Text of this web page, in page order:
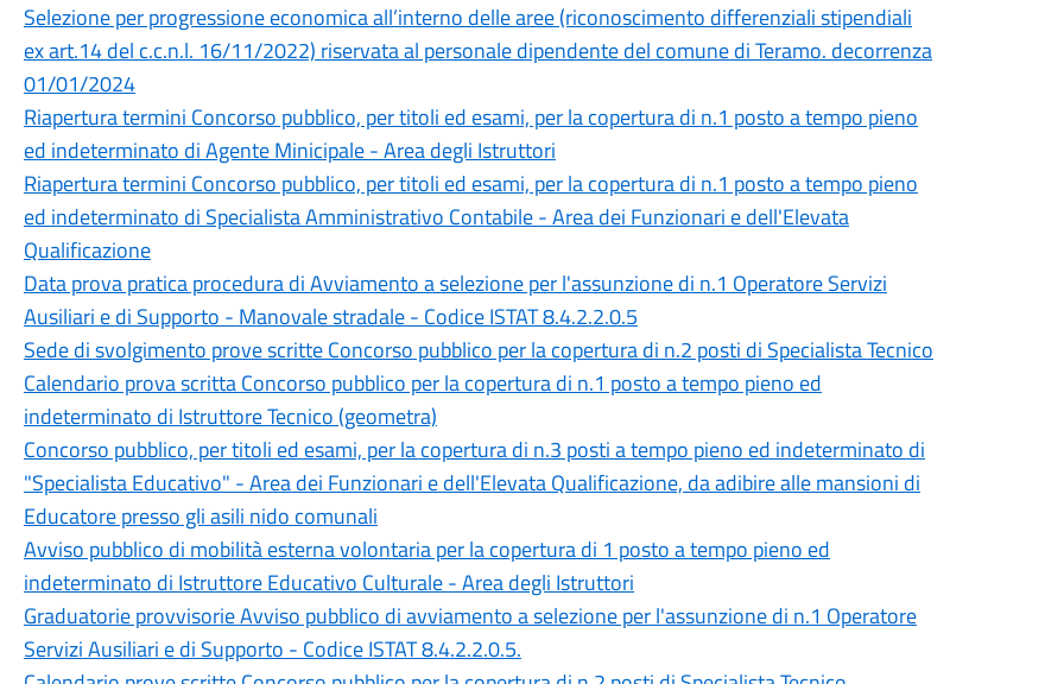
Selezione per progressione economica all’interno delle aree (riconoscimento differenziali stipendiali
ex art.14 del c.c.n.l. 16/11/2022) riservata al personale dipendente del comune di Teramo. decorrenza
01/01/2024
Riapertura termini Concorso pubblico, per titoli ed esami, per la copertura di n.1 posto a tempo pieno
ed indeterminato di Agente Minicipale - Area degli Istruttori
Riapertura termini Concorso pubblico, per titoli ed esami, per la copertura di n.1 posto a tempo pieno
ed indeterminato di Specialista Amministrativo Contabile - Area dei Funzionari e dell'Elevata
Qualificazione
Data prova pratica procedura di Avviamento a selezione per l'assunzione di n.1 Operatore Servizi
Ausiliari e di Supporto - Manovale stradale - Codice ISTAT 8.4.2.2.0.5
Sede di svolgimento prove scritte Concorso pubblico per la copertura di n.2 posti di Specialista Tecnico
Calendario prova scritta Concorso pubblico per la copertura di n.1 posto a tempo pieno ed
indeterminato di Istruttore Tecnico (geometra)
Concorso pubblico, per titoli ed esami, per la copertura di n.3 posti a tempo pieno ed indeterminato di
"Specialista Educativo" - Area dei Funzionari e dell'Elevata Qualificazione, da adibire alle mansioni di
Educatore presso gli asili nido comunali
Avviso pubblico di mobilità esterna volontaria per la copertura di 1 posto a tempo pieno ed
indeterminato di Istruttore Educativo Culturale - Area degli Istruttori
Graduatorie provvisorie Avviso pubblico di avviamento a selezione per l'assunzione di n.1 Operatore
Servizi Ausiliari e di Supporto - Codice ISTAT 8.4.2.2.0.5.